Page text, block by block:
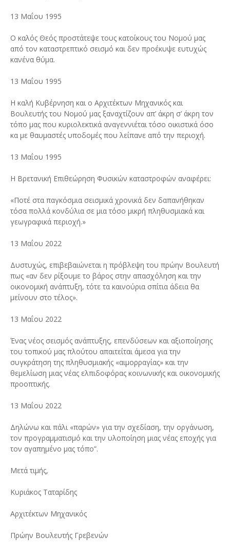
13 Μαΐου 1995
Ο καλός Θεός προστάτεψε τους κατοίκους του Νομού μας
από τον καταστρεπτικό σεισμό και δεν προέκυψε ευτυχώς
κανένα θύμα.
13 Μαΐου 1995
Η καλή Κυβέρνηση και ο Αρχιτέκτων Μηχανικός και
Βουλευτής του Νομού μας ξαναχτίζουν απ’ άκρη σ’ άκρη τον
τόπο μας που κυριολεκτικά αναγεννιέται τόσο οικιστικά όσο
κα με θαυμαστές υποδομές που λείπανε από την περιοχή.
13 Μαΐου 1995
Η Βρετανική Επιθεώρηση Φυσικών καταστροφών αναφέρει:
«Ποτέ στα παγκόσμια σεισμικά χρονικά δεν δαπανήθηκαν
τόσα πολλά κονδύλια σε μια τόσο μικρή πληθυσμιακά και
γεωγραφικά περιοχή.»
13 Μαΐου 2022
Δυστυχώς, επιβεβαιώνεται η πρόβλεψη του πρώην Βουλευτή
πως «αν δεν ρίξουμε το βάρος στην απασχόληση και την
οικονομική ανάπτυξη, τότε τα καινούρια σπίτια άδεια θα
μείνουν στο τέλος».
13 Μαΐου 2022
Ένας νέος σεισμός ανάπτυξης, επενδύσεων και αξιοποίησης
του τοπικού μας πλούτου απαιτείται άμεσα για την
συγκράτηση της πληθυσμιακής «αιμορραγίας» και την
θεμελίωση μιας νέας ελπιδοφόρας κοινωνικής και οικονομικής
προοπτικής.
13 Μαΐου 2022
Δηλώνω και πάλι «παρών» για την σχεδίαση, την οργάνωση,
τον προγραμματισμό και την υλοποίηση μιας νέας εποχής για
τον αγαπημένο μας τόπο”.
Μετά τιμής,
Κυριάκος Ταταρίδης
Αρχιτέκτων Μηχανικός
Πρώην Βουλευτής Γρεβενών